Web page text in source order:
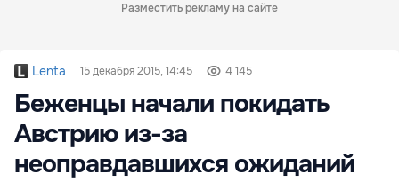
Разместить рекламу на сайте
Lenta 15 декабря 2015, 14:45 4 145
Беженцы начали покидать
Австрию из-за
неоправдавшихся ожиданий